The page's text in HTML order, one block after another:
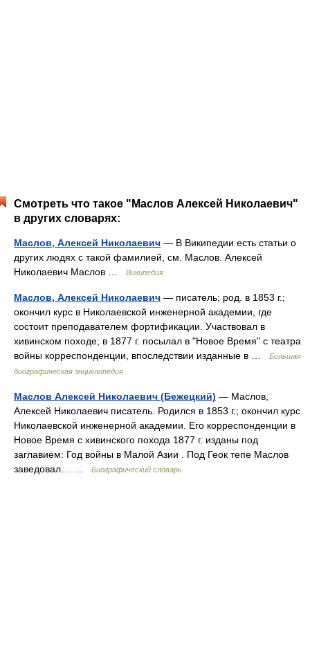
Смотреть что такое "Маслов Алексей Николаевич"
в других словарях:
Маслов, Алексей Николаевич — В Википедии есть статьи о
других людях с такой фамилией, см. Маслов. Алексей
Николаевич Маслов …
Википедия
Маслов, Алексей Николаевич — писатель; род. в 1853 г.;
окончил курс в Николаевской инженерной академии, где
состоит преподавателем фортификации. Участвовал в
хивинском походе; в 1877 г. посылал в "Новое Время" с театра
войны корреспонденции, впоследствии изданные в …
Большая
биографическая энциклопедия
Маслов Алексей Николаевич (Бежецкий) — Маслов,
Алексей Николаевич писатель. Родился в 1853 г.; окончил курс
Николаевской инженерной академии. Его корреспонденции в
Новое Время с хивинского похода 1877 г. изданы под
заглавием: Год войны в Малой Азии . Под Геок тепе Маслов
заведовал… …
Биографический словарь